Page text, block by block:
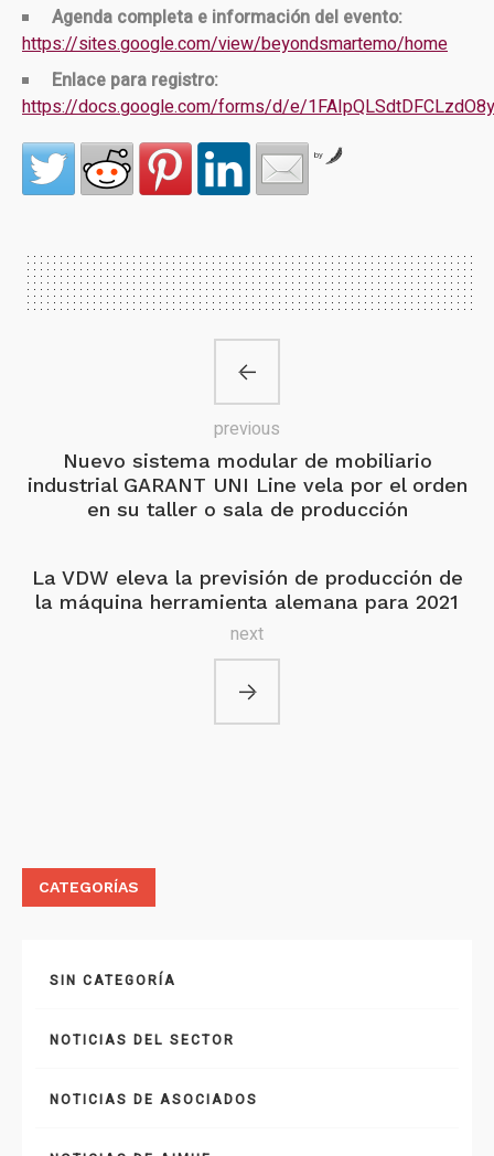
Agenda completa e información del evento:
https://sites.google.com/view/beyondsmartemo/home
Enlace para registro:
https://docs.google.com/forms/d/e/
by
Nuevo sistema modular de mobiliario
industrial GARANT UNI Line vela por el orden
en su taller o sala de producción
previous
La VDW eleva la previsión de producción de
la máquina herramienta alemana para 2021
next
CATEGORÍAS
SIN CATEGORÍA
NOTICIAS DEL SECTOR
NOTICIAS DE ASOCIADOS